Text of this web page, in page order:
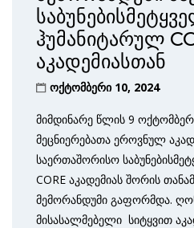
ჰუმანიტარულ
აკადემიასთან
ოქტომბერი 10, 2024
მიმდინარე წლის 9
მეცნიერებათა ეროვნულ
საერთაშორისო
CORE აკადემიას შორის
მემორანდუმი გაფორმდა.
მისასალმებელი სიტყვით